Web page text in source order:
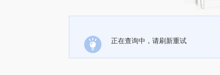
正在查询中，请刷新重试